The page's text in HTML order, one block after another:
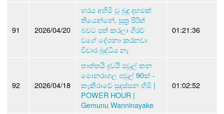
91 2026/04/20
හරය අහිමි වූ බුදු දහමක්
තියෙන්නේ, සූත්‍ර පිරිත්
බවට පත් කරලා ගිරව්
වගේ දේශනා කරනවා
විචාර බුද්ධිය නැ
01:21:36
92 2026/04/18
තාත්තයි දුවයි පවුල් කන
මොනරාගල පවුල් 90ක් -
කැකිරාවේ සුදස්සන හිමි |
POWER HOUR |
Gemunu Wanninayake
01:02:52